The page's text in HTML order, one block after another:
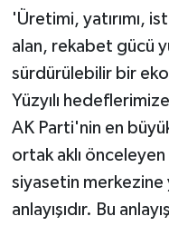
'Üretimi, yatırımı,
alan, rekabet gücü
sürdürülebilir bir
Yüzyılı
AK Parti'nin en
ortak aklı
siyasetin
anlayışıdır. Bu